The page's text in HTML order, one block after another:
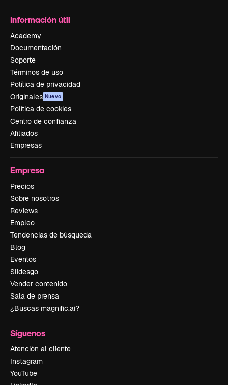
Información útil
Academy
Documentación
Soporte
Términos de uso
Política de privacidad
Originales Nuevo
Política de cookies
Centro de confianza
Afiliados
Empresas
Empresa
Precios
Sobre nosotros
Reviews
Empleo
Tendencias de búsqueda
Blog
Eventos
Slidesgo
Vender contenido
Sala de prensa
¿Buscas magnific.ai?
Síguenos
Atención al cliente
Instagram
YouTube